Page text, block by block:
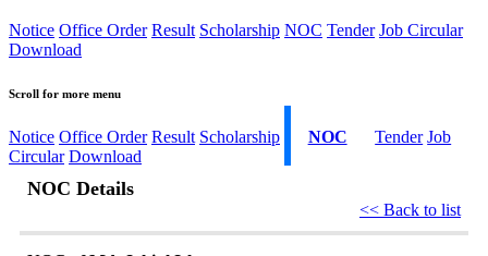
Notice Office Order Result Scholarship NOC Tender Job Circular
Download
Scroll for more menu
Notice Office Order Result Scholarship NOC Tender Job
Circular Download
NOC Details
<< Back to list